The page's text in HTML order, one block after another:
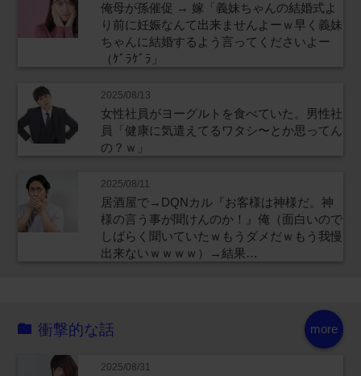
俺母が孫催促 → 嫁「義妹ちゃんの結婚式よ
り前に妊娠なんて出来ませんよーｗ早く義妹
ちゃんに結婚するよう言ってくださいよー
（ｹﾞﾗｹﾞﾗ」
2025/08/13
女性社員がヨーグルトを食べていた。男性社
員「健康に気遣えてるワタシ〜とか思ってん
の？ｗ」
2025/08/11
居酒屋で→DQNカル『お客様は神様だ。神
様の言う事が聞けんのか！』俺（面白いので
しばらく聞いていたｗもうダメだｗもう我慢
出来ないｗｗｗｗ）→結果…
more
衝撃的な話
2025/08/31